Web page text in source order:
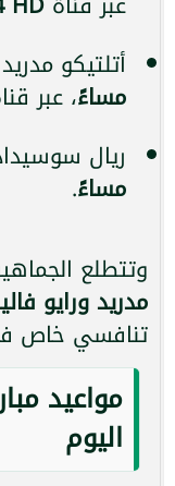
أتلتيكو
مساءً، عبر
ريال
مساءً.
وتتطلع
مدريد ورايو
تنافسي خاص
مواعيد
اليوم